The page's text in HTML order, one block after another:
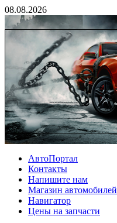
08.08.2026
АвтоПортал
Контакты
Напишите нам
Магазин автомобилей
Навигатор
Цены на запчасти